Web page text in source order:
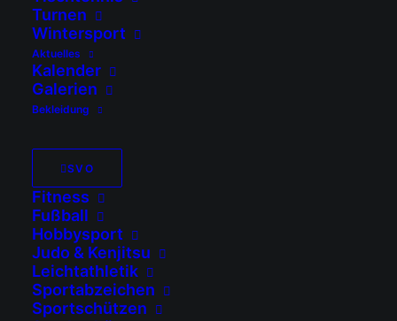
Turnen
Wintersport
Aktuelles
Kalender
Galerien
Bekleidung
SVO
Fitness
Fußball
Hobbysport
Judo & Kenjitsu
Leichtathletik
Sportabzeichen
Sportschützen
Fortgeschrittene im Alter
von 4 bis 8 Jahren an.
Unter der erfahrenen
Leitung von Antonia
Berger soll Ihr Kind
Wasser gewinnen.
Der Kurs bietet:
Für Anfänger:
Sichere
Wassergewöhnung
und spielerischer